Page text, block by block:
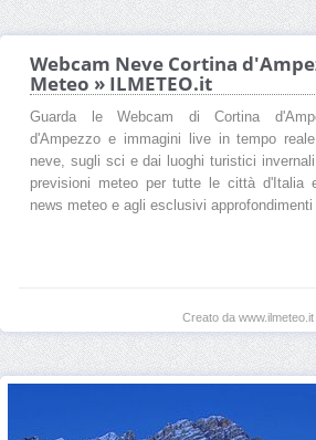
Webcam Neve Cortina
Meteo » ILMETEO.it
Guarda le Webcam di Cortina
d'Ampezzo e immagini live in tempo
neve, sugli sci e dai luoghi turistici
previsioni meteo per tutte le città d'Italia
news meteo e agli esclusivi approfondimenti
Creato da www.ilmeteo.it